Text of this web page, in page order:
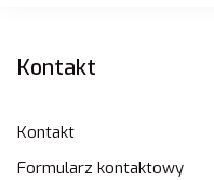
Linki w stopce
Kontakt
Kontakt
Formularz kontaktowy